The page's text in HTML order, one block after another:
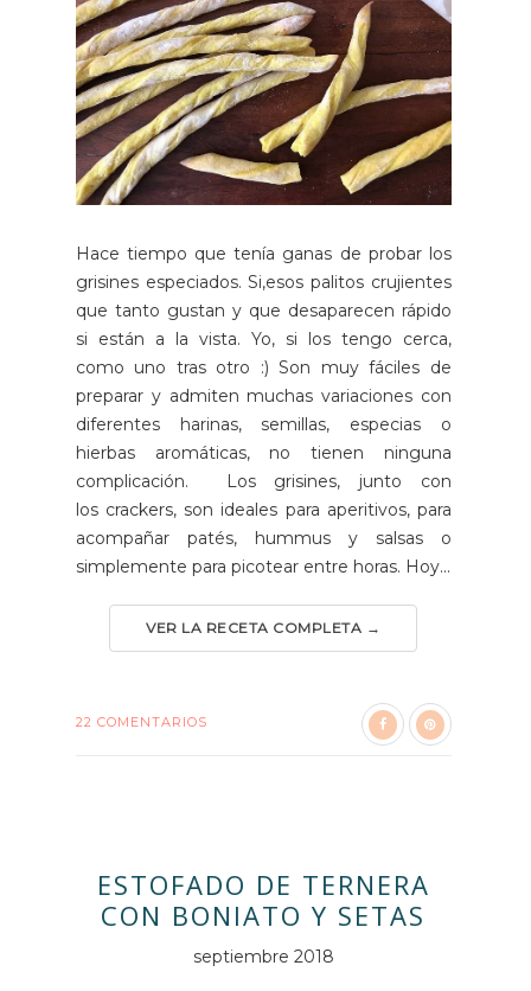
Hace tiempo que tenía ganas de probar los
grisines especiados. Si,esos palitos crujientes
que tanto gustan y que desaparecen rápido
si están a la vista. Yo, si los tengo cerca,
como uno tras otro :) Son muy fáciles de
preparar y admiten muchas variaciones con
diferentes harinas, semillas, especias o
hierbas aromáticas, no tienen ninguna
complicación. Los grisines, junto con
los crackers, son ideales para aperitivos, para
acompañar patés, hummus y salsas o
simplemente para picotear entre horas. Hoy...
VER LA RECETA COMPLETA →
22 COMENTARIOS
ESTOFADO DE TERNERA
CON BONIATO Y SETAS
septiembre 2018